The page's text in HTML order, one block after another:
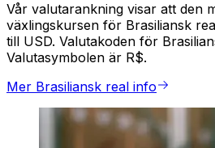
Vår valutarankning visar att den
växlingskursen för Brasiliansk
till USD. Valutakoden för
Valutasymbolen är R$.
Mer Brasiliansk real info